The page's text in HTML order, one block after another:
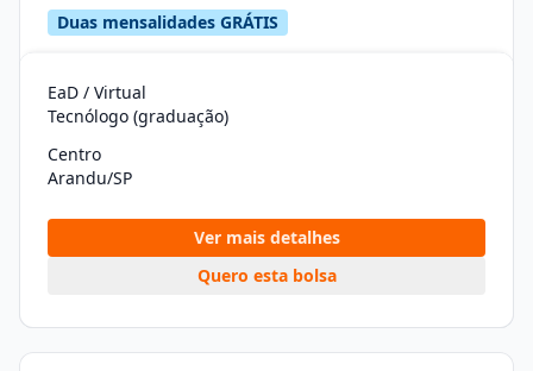
Duas mensalidades GRÁTIS
EaD / Virtual
Tecnólogo (graduação)
Centro
Arandu/SP
Ver mais detalhes
Quero esta bolsa